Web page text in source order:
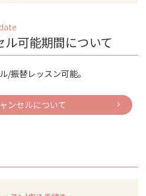
可能期間について
/振替レッスン可能｡
ンセルについて